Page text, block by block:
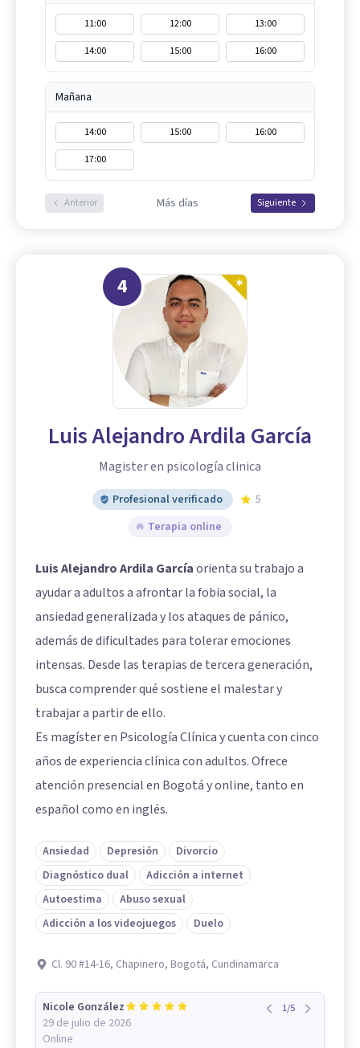
11:00 12:00
13:00
14:00
15:00 16:00
Mañana
14:00 15:00
16:00
17:00
Anterior Más días Siguiente
4
Luis Alejandro Ardila García
Magister en psicología clinica
Profesional verificado
5
Terapia online
Luis Alejandro Ardila Garcíaorienta su trabajo a
ayudar a adultos a afrontar la fobia social, la
ansiedad generalizada y los ataques de pánico,
además de dificultades para tolerar emociones
intensas. Desde las terapias de tercera generación,
busca comprender qué sostiene el malestar y
trabajar a partir de ello.
Es magíster en Psicología Clínica y cuenta con cinco
años de experiencia clínica con adultos. Ofrece
atención presencial en Bogotá y online, tanto en
español como en inglés.
Ansiedad Depresión
Divorcio
Diagnóstico dual
Adicción a internet
Autoestima
Abuso sexual
Adicción a los videojuegos
Duelo
Cl. 90 #14-16, Chapinero, Bogotá, Cundinamarca
Nicole González
29 de julio de 2026
Online
1/5